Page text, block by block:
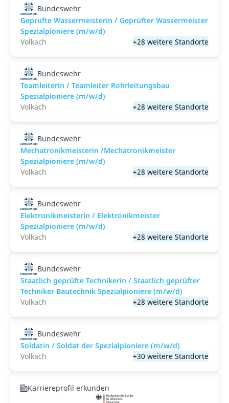
Bundeswehr
Geprüfte Wassermeisterin / Geprüfter Wassermeister
Spezialpioniere (m/w/d)
Volkach
+28 weitere Standorte
Bundeswehr
Teamleiterin / Teamleiter Rohrleitungsbau
Spezialpioniere (m/w/d)
Volkach
+28 weitere Standorte
Bundeswehr
Mechatronikmeisterin /Mechatronikmeister
Spezialpioniere (m/w/d)
Volkach
+28 weitere Standorte
Bundeswehr
Elektronikmeisterin / Elektronikmeister
Spezialpioniere (m/w/d)
Volkach
+28 weitere Standorte
Bundeswehr
Staatlich geprüfte Technikerin / Staatlich geprüfter
Techniker Bautechnik Spezialpioniere (m/w/d)
Volkach
+28 weitere Standorte
Bundeswehr
Soldatin / Soldat der Spezialpioniere (m/w/d)
Volkach
+30 weitere Standorte
Karriereprofil erkunden